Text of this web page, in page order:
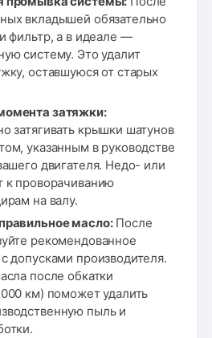
вкладышей обязательно
фильтр, а в идеале —
систему. Это удалит
оставшуюся от старых
затяжки:
затягивать крышки шатунов
указанным в руководстве
двигателя. Недо- или
к проворачиванию
на валу.
масло:После
рекомендованное
допусками производителя.
после обкатки
км) поможет удалить
пыль и